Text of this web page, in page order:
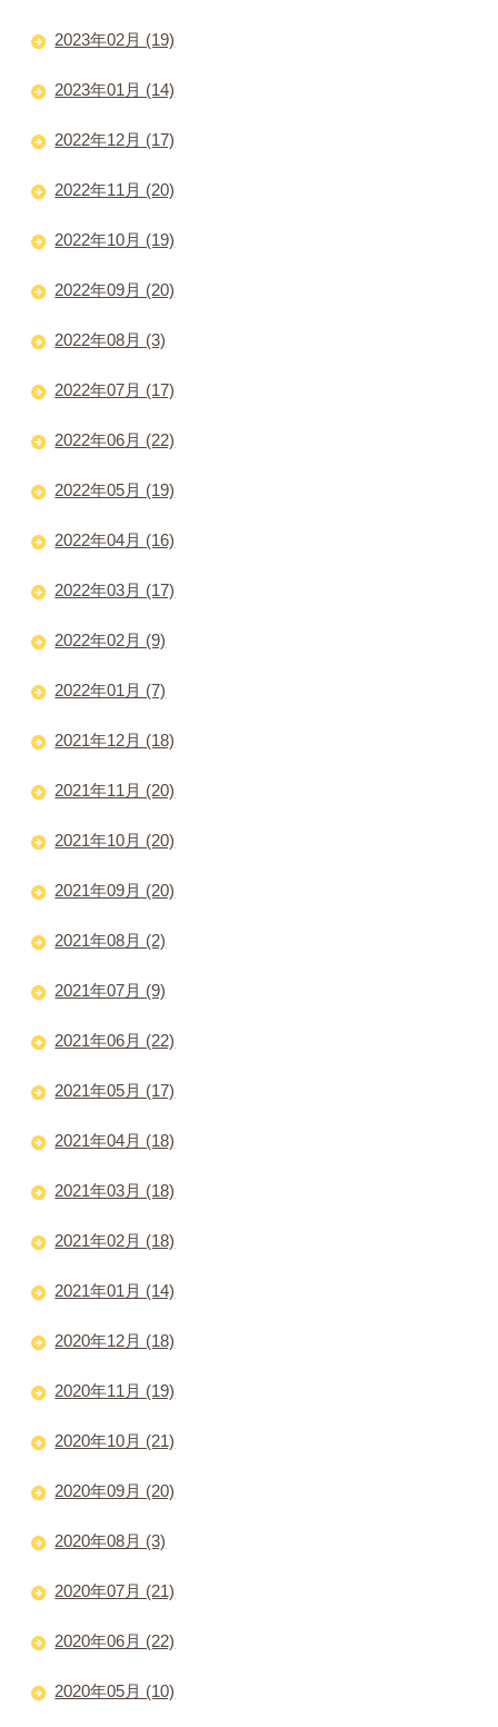
2023年02月 (19)
2023年01月 (14)
2022年12月 (17)
2022年11月 (20)
2022年10月 (19)
2022年09月 (20)
2022年08月 (3)
2022年07月 (17)
2022年06月 (22)
2022年05月 (19)
2022年04月 (16)
2022年03月 (17)
2022年02月 (9)
2022年01月 (7)
2021年12月 (18)
2021年11月 (20)
2021年10月 (20)
2021年09月 (20)
2021年08月 (2)
2021年07月 (9)
2021年06月 (22)
2021年05月 (17)
2021年04月 (18)
2021年03月 (18)
2021年02月 (18)
2021年01月 (14)
2020年12月 (18)
2020年11月 (19)
2020年10月 (21)
2020年09月 (20)
2020年08月 (3)
2020年07月 (21)
2020年06月 (22)
2020年05月 (10)